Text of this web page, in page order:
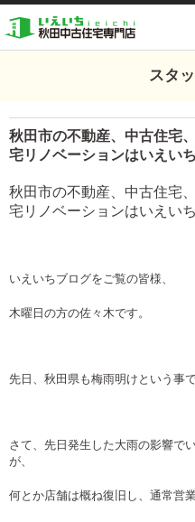
スタ
秋田市の不動産、中古住宅
宅リノベーションはいえい
秋田市の不動産、中古住宅
宅リノベーションはいえい
いえいちブログをご覧の皆様、
木曜日の方の佐々木です。
先日、秋田県も梅雨明けという事
さて、先日発生した大雨の影響で
が、
何とか店舗は概ね復旧し、通常営